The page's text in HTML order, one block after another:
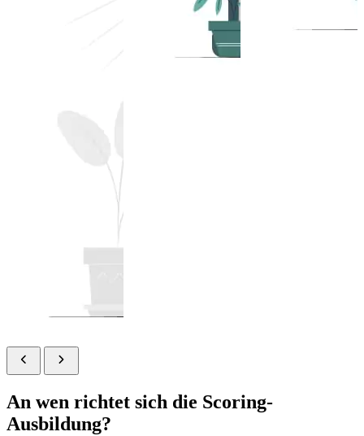
An wen richtet sich die Scoring-
Ausbildung?